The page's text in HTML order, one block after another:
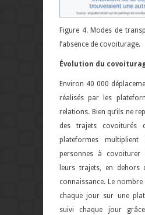
Figure 4. Modes de
l’absence de covoiturage.
Évolution du
Environ 40 000
réalisés par les
relations. Bien qu’ils ne
des trajets covoiturés
plateformes
personnes à
leurs trajets, en dehors
connaissance. Le
chaque jour sur une
suivi chaque jour